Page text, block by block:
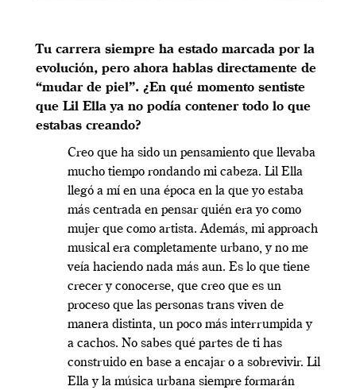
Tu carrera siempre ha estado marcada por la
evolución, pero ahora hablas directamente de
“mudar de piel”. ¿En qué momento sentiste
que Lil Ella ya no podía contener todo lo que
estabas creando?
Creo que ha sido un pensamiento que llevaba
mucho tiempo rondando mi cabeza. Lil Ella
llegó a mí en una época en la que yo estaba
más centrada en pensar quién era yo como
mujer que como artista. Además, mi approach
musical era completamente urbano, y no me
veía haciendo nada más aun. Es lo que tiene
crecer y conocerse, que creo que es un
proceso que las personas trans viven de
manera distinta, un poco más interrumpida y
a cachos. No sabes qué partes de ti has
construido en base a encajar o a sobrevivir. Lil
Ella y la música urbana siempre formarán